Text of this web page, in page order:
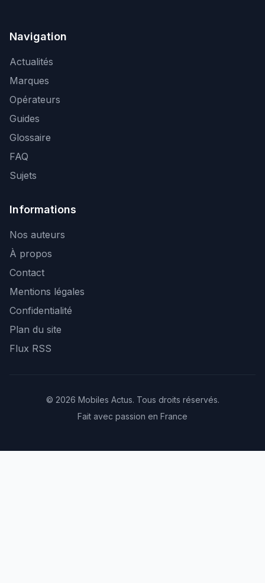
Navigation
Actualités
Marques
Opérateurs
Guides
Glossaire
FAQ
Sujets
Informations
Nos auteurs
À propos
Contact
Mentions légales
Confidentialité
Plan du site
Flux RSS
© 2026 Mobiles Actus. Tous droits réservés.
Fait avec passion en France